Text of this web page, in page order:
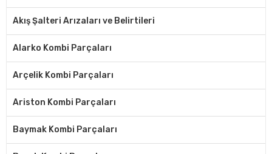
Akış Şalteri Arızaları ve Belirtileri
Alarko Kombi Parçaları
Arçelik Kombi Parçaları
Ariston Kombi Parçaları
Baymak Kombi Parçaları